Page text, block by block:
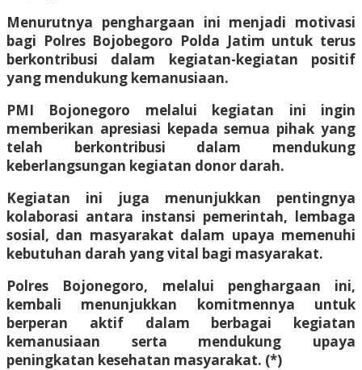
Menurutnya penghargaan ini menjadi motivasi
bagi Polres Bojobegoro Polda Jatim untuk terus
berkontribusi dalam kegiatan-kegiatan positif
yang mendukung kemanusiaan.
PMI Bojonegoro melalui kegiatan ini ingin
memberikan apresiasi kepada semua pihak yang
telah berkontribusi dalam mendukung
keberlangsungan kegiatan donor darah.
Kegiatan ini juga menunjukkan pentingnya
kolaborasi antara instansi pemerintah, lembaga
sosial, dan masyarakat dalam upaya memenuhi
kebutuhan darah yang vital bagi masyarakat.
Polres Bojonegoro, melalui penghargaan ini,
kembali menunjukkan komitmennya untuk
berperan aktif dalam berbagai kegiatan
kemanusiaan serta mendukung upaya
peningkatan kesehatan masyarakat. (*)